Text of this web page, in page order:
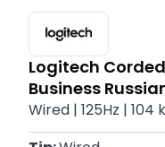
Logitech
Business
Wired | 125Hz | 104